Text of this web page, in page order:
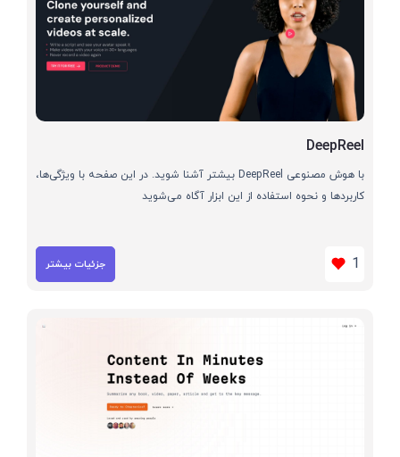
DeepReel
با هوش مصنوعی DeepReel بیشتر آشنا شوید. در این صفحه با ویژگی‌ها،
کاربردها و نحوه استفاده از این ابزار آگاه می‌شوید
1 جزئیات بیشتر